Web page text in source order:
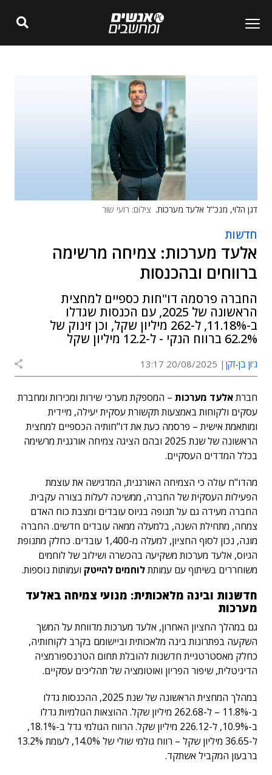
דגן הלוי, מנכ"ל אלעד מערכות. צילום: רועי שור
חדשות
אלעד מערכות: צמיחה מרשימה
ברווחים ובהכנסות
החברה פרסמה דו"חות כספיים למחצית
הראשונה של 2025, עם הכנסות שגדלו
ב-11.18%, ל-262 מיליון שקל, וכן זינוק של
62.2% ברווח הנקי - ל-12.2 מיליון שקל
ג'ון בן-זקן 20/08/2025 13:17
חברתאלעד מערכות – המספקת מערכי שירות ומכירות ומחברת
עסקים ולקוחות באמצעות תקשורת עסקית יעילה, מיידית
ומותאמת אישית – פרסמה כעת את דו"חותיה הכספיים למחצית
הראשונה של שנת 2025 ובהם הציגה צמיחה אורגנית מרשימה
בכלל המדדים העסקיים.
מהדו"ח עולה כי הצמיחה האורגנית, המדגישה את עוצמת
הפעילות העסקית של החברה, ממשיכה לעלות בצורה עקבית.
החברה מעידה גם על תנופה בגיוס עובדים ומצבת כוח האדם
צמחה, מתחילת השנה, בלמעלה ממאה עובדים חדשים. החברה
מונה, נכון לסוף החציון, למעלה מ-1,400 עובדים. כחלק מתנופת
הגיוס, אלעד מערכות משקיעה בהכשרה ושילוב של לוחמים
משוחררים בשיתוף עם עמותתלוחמים להייטק ועמותות נוספות.
חדשנות ובינה מלאכותית: מנועי צמיחה באלעד
מערכות
גם במהלך החציון האחרון, אלעד מערכות מדווחת על המשך
השקעה בפתרונות בינה מלאכותית וביישומם בקרב לקוחותיה,
כחלק מאסטרטגיית חדשנות להובלת תחום הטרנספורמציה
הדיגיטלית, שיפור הפריון ואוטומציה של תהליכים עסקיים.
במהלך המחצית הראשונה של שנת 2025, ההכנסות גדלו
ב-11.8% – ל-262.68 מיליון שקל. ההוצאות הגולמיות גדלו
ב-10.9%, ל-226.12 מיליון שקל. הרווח הגולמי גדל ב-18.1%,
ל-36.65 מיליון שקל – רווח גולמי שולי של 14.0%, לעומת 13.2%
ברבעון המקביל אשתקד.